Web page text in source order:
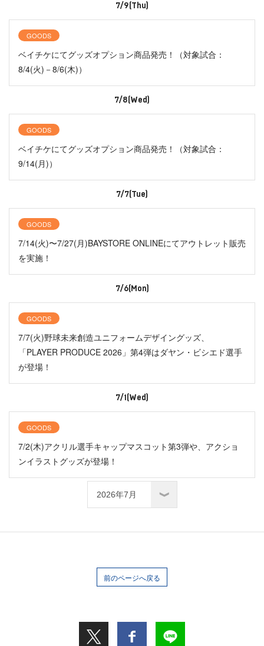
7/9(Thu)
GOODS
ベイチケにてグッズオプション商品発売！（対象試合：
8/4(火)－8/6(木)）
7/8(Wed)
GOODS
ベイチケにてグッズオプション商品発売！（対象試合：
9/14(月)）
7/7(Tue)
GOODS
7/14(火)〜7/27(月)BAYSTORE ONLINEにてアウトレット販売
を実施！
7/6(Mon)
GOODS
7/7(火)野球未来創造ユニフォームデザイングッズ、
「PLAYER PRODUCE 2026」第4弾はダヤン・ビシエド選手
が登場！
7/1(Wed)
GOODS
7/2(木)アクリル選手キャップマスコット第3弾や、アクショ
ンイラストグッズが登場！
前のページへ戻る